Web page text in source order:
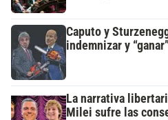
Caputo y
indemnizar y
La narrativa
Milei sufre las